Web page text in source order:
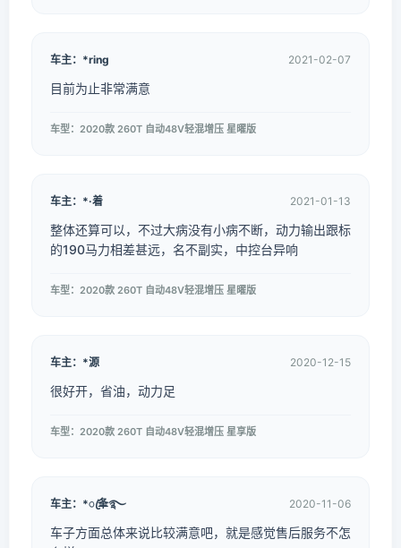
车主：*ring 2021-02-07
目前为止非常满意
车型：2020款 260T 自动48V轻混增压 星曜版
车主：*·着 2021-01-13
整体还算可以，不过大病没有小病不断，动力输出跟标
的190马力相差甚远，名不副实，中控台异响
车型：2020款 260T 自动48V轻混增压 星曜版
车主：*源 2020-12-15
很好开，省油，动力足
车型：2020款 260T 自动48V轻混增压 星享版
车主：*ꦿ夆࿐ 2020-11-06
车子方面总体来说比较满意吧，就是感觉售后服务不怎